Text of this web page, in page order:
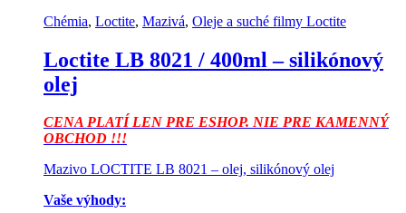
Chémia, Loctite, Mazivá, Oleje a suché filmy Loctite
Loctite LB 8021 / 400ml – silikónový
olej
CENA PLATÍ LEN PRE ESHOP. NIE PRE KAMENNÝ
OBCHOD !!!
Mazivo LOCTITE LB 8021 – olej, silikónový olej
Vaše výhody: